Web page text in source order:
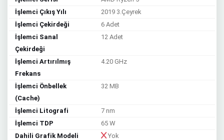
İşlemci Çıkış Yılı
2019 3.Çeyrek
İşlemci Çekirdeği
6 Adet
İşlemci Sanal
Çekirdeği
12 Adet
İşlemci Artırılmış
Frekans
4.20 GHz
İşlemci Önbellek
(Cache)
32 MB
İşlemci Litografi
7 nm
İşlemci TDP
65 W
Dahili Grafik Modeli
Yok